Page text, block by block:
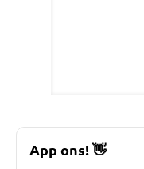
App ons!👋